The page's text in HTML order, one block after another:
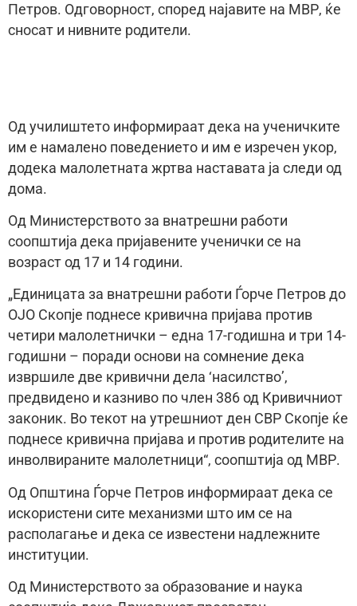
Петров. Одговорност, според најавите на МВР, ќе
сносат и нивните родители.
Од училиштето информираат дека на ученичките
им е намалено поведението и им е изречен укор,
додека малолетната жртва наставата ја следи од
дома.
Од Министерството за внатрешни работи
соопштија дека пријавените ученички се на
возраст од 17 и 14 години.
„Единицата за внатрешни работи Ѓорче Петров до
ОЈО Скопје поднесе кривична пријава против
четири малолетнички – една 17-годишна и три 14-
годишни – поради основи на сомнение дека
извршиле две кривични дела ‘насилство’,
предвидено и казниво по член 386 од Кривичниот
законик. Во текот на утрешниот ден СВР Скопје ќе
поднесе кривична пријава и против родителите на
инволвираните малолетници“, соопштија од МВР.
Од Општина Ѓорче Петров информираат дека се
искористени сите механизми што им се на
располагање и дека се известени надлежните
институции.
Од Министерството за образование и наука